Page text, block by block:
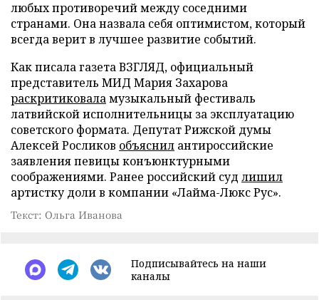
любых противоречий между соседними
странами. Она назвала себя оптимистом, который
всегда верит в лучшее развитие событий.
Как писала газета ВЗГЛЯД, официальный
представитель МИД Мария Захарова
раскритиковаламузыкальный фестиваль
латвийской исполнительницы за эксплуатацию
советского формата. Депутат Рижской думы
Алексей Росликов объяснил антироссийские
заявления певицы конъюнктурными
соображениями. Ранее российский суд лишил
артистку доли в компании «Лайма-Люкс Рус».
Текст: Ольга Иванова
Подписывайтесь на наши
каналы